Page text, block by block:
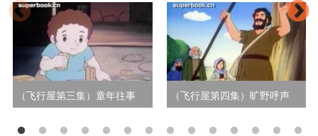
（飞行屋第三集）童年往事 （飞行屋第四集）旷野呼声